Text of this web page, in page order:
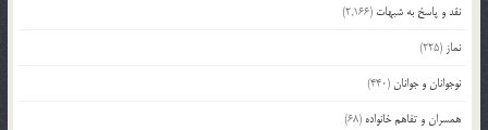
نقد و پاسخ به شبهات (2,166)
نماز (225)
نوجوانان و جوانان(440)
همسران و تفاهم خانواده (68)